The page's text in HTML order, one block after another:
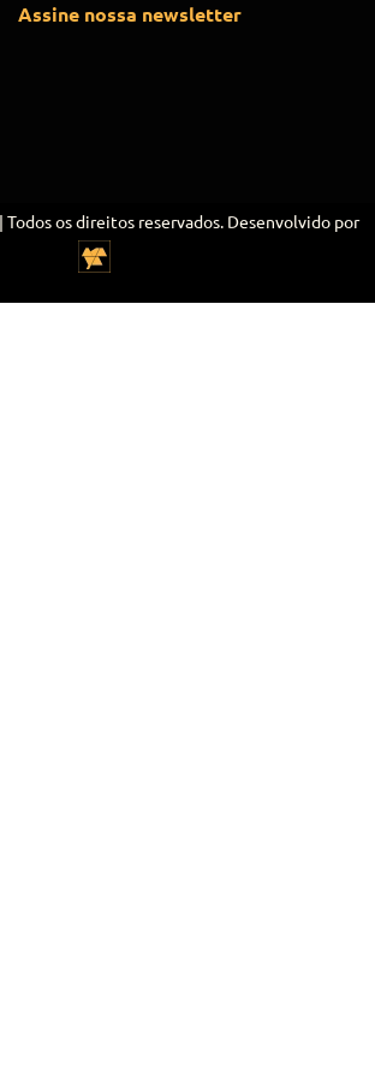
Assine nossa newsletter
Todos os direitos reservados. Desenvolvido por